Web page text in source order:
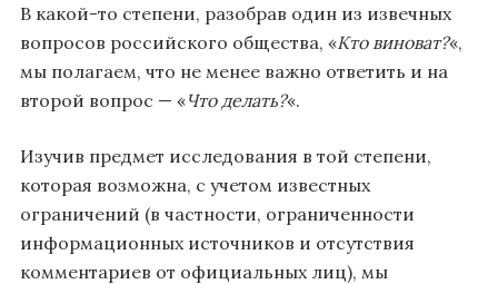
В какой-то степени, разобрав один из извечных
вопросов российского общества, «Кто виноват?«,
мы полагаем, что не менее важно ответить и на
второй вопрос — «Что делать?«.
Изучив предмет исследования в той степени,
которая возможна, с учетом известных
ограничений (в частности, ограниченности
информационных источников и отсутствия
комментариев от официальных лиц), мы